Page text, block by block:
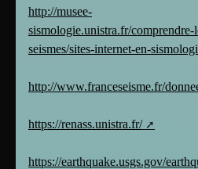
http://musee-
sismologie.unistra.fr/comprendre-
seismes/sites-internet-en-
http://www.franceseisme.fr/
https://renass.unistra.fr/
https://earthquake.usgs.gov/